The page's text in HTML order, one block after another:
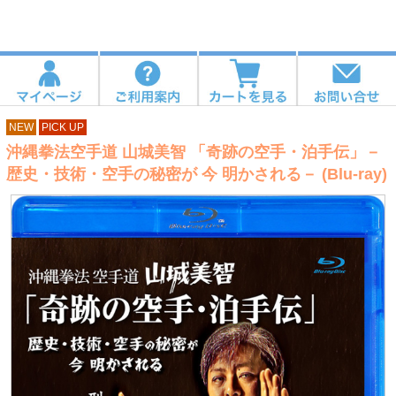
NEW PICK UP
沖縄拳法空手道 山城美智 「奇跡の空手・泊手伝」－
歴史・技術・空手の秘密が 今 明かされる－ (Blu-ray)